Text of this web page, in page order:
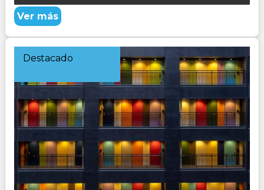
Ver más
Destacado